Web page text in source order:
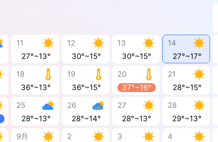
11
27°~13°
12
30°~15°
13
30°~15°
14
27°~17°
18
36°~13°
19
36°~15°
20
37°~16°
21
28°~15°
25
28°~13°
26
28°~14°
27
28°~13°
28
29°~13°
9月
2
3
4